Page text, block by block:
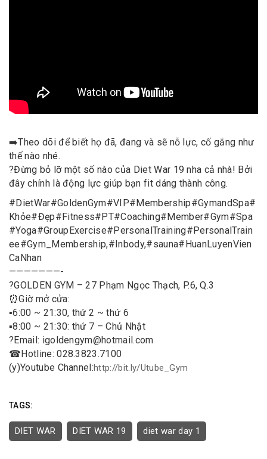
➡️Theo dõi để biết họ đã, đang và sẽ nỗ lực, cố gắng như
thế nào nhé.
?Đừng bỏ lỡ một số nào của Diet War 19 nha cả nhà! Bởi
đây chính là động lực giúp bạn fit dáng thành công.
#DietWar#GoldenGym#VIP#Membership#GymandSpa#
Khỏe#Đẹp#Fitness#PT#Coaching#Member#Gym#Spa
#Yoga#GroupExercise#PersonalTraining#PersonalTrain
ee#Gym_Membership,#Inbody,#sauna#HuanLuyenVien
CaNhan
———————-
?GOLDEN GYM – 27 Phạm Ngọc Thạch, P.6, Q.3
⏰Giờ mở cửa:
▪️6:00 ~ 21:30, thứ 2 ~ thứ 6
▪️8:00 ~ 21:30: thứ 7 – Chủ Nhật
?Email: igoldengym@hotmail.com
☎Hotline: 028.3823.7100
(y)Youtube Channel:http://bit.ly/Utube_Gym
TAGS:
DIET WAR DIET WAR 19 diet war day 1